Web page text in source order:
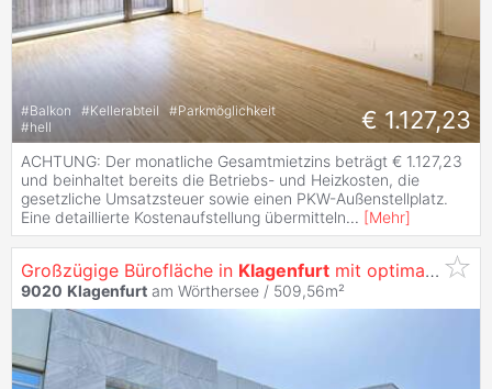
#Balkon #Kellerabteil #Parkmöglichkeit
#hell € 1.127,23
ACHTUNG: Der monatliche Gesamtmietzins beträgt € 1.127,23
und beinhaltet bereits die Betriebs- und Heizkosten, die
gesetzliche Umsatzsteuer sowie einen PKW-Außenstellplatz.
Eine detaillierte Kostenaufstellung übermitteln... [Mehr]
Großzügige Bürofläche in Klagenfurt mit optimaler Werbewirksamkeit -
9020 Klagenfurt am Wörthersee / 509,56m²